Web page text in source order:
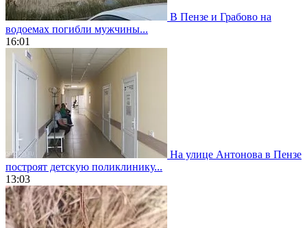
В Пензе и Грабово на
водоемах погибли мужчины...
16:01
На улице Антонова в Пензе
построят детскую поликлинику...
13:03